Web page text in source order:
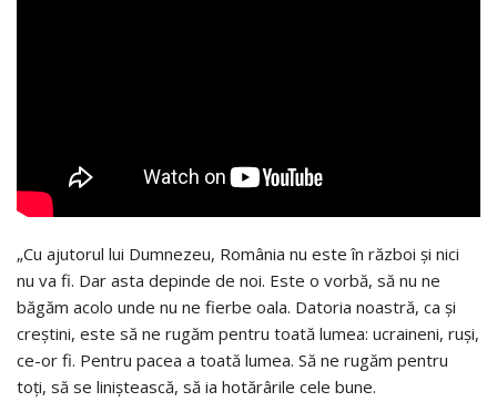
„Cu ajutorul lui Dumnezeu, România nu este în război și nici
nu va fi. Dar asta depinde de noi. Este o vorbă, să nu ne
băgăm acolo unde nu ne fierbe oala. Datoria noastră, ca și
creștini, este să ne rugăm pentru toată lumea: ucraineni, ruși,
ce-or fi. Pentru pacea a toată lumea. Să ne rugăm pentru
toți, să se liniștească, să ia hotărârile cele bune.